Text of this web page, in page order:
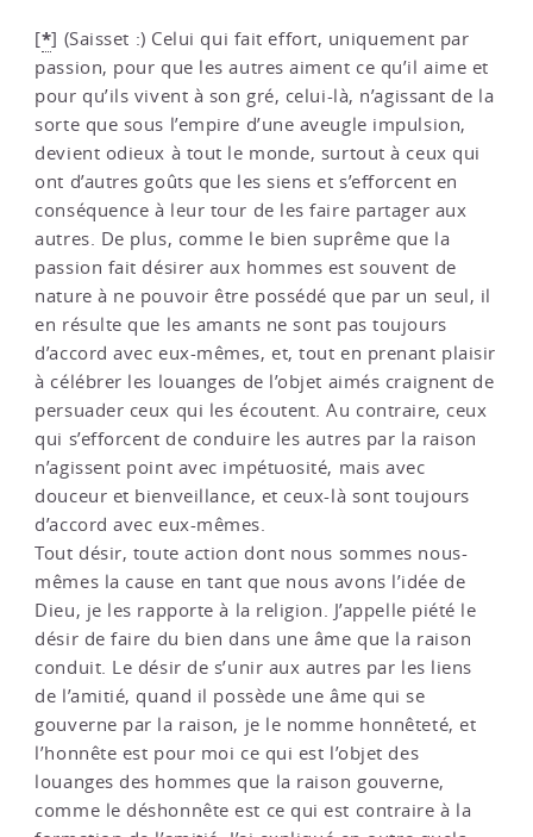
[*] (Saisset :) Celui qui fait effort, uniquement par
passion, pour que les autres aiment ce qu’il aime et
pour qu’ils vivent à son gré, celui-là, n’agissant de la
sorte que sous l’empire d’une aveugle impulsion,
devient odieux à tout le monde, surtout à ceux qui
ont d’autres goûts que les siens et s’efforcent en
conséquence à leur tour de les faire partager aux
autres. De plus, comme le bien suprême que la
passion fait désirer aux hommes est souvent de
nature à ne pouvoir être possédé que par un seul, il
en résulte que les amants ne sont pas toujours
d’accord avec eux-mêmes, et, tout en prenant plaisir
à célébrer les louanges de l’objet aimés craignent de
persuader ceux qui les écoutent. Au contraire, ceux
qui s’efforcent de conduire les autres par la raison
n’agissent point avec impétuosité, mais avec
douceur et bienveillance, et ceux-là sont toujours
d’accord avec eux-mêmes.
Tout désir, toute action dont nous sommes nous-
mêmes la cause en tant que nous avons l’idée de
Dieu, je les rapporte à la religion. J’appelle piété le
désir de faire du bien dans une âme que la raison
conduit. Le désir de s’unir aux autres par les liens
de l’amitié, quand il possède une âme qui se
gouverne par la raison, je le nomme honnêteté, et
l’honnête est pour moi ce qui est l’objet des
louanges des hommes que la raison gouverne,
comme le déshonnête est ce qui est contraire à la